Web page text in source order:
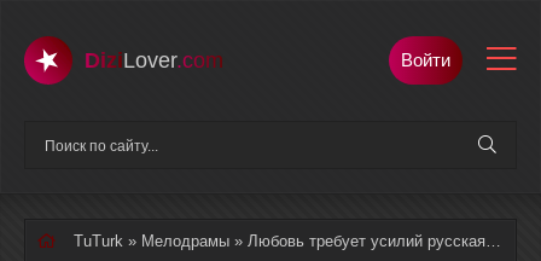
DiziLover.com Войти
TuTurk » Мелодрамы » Любовь требует усилий русская озвучка полностью смотреть онлайн